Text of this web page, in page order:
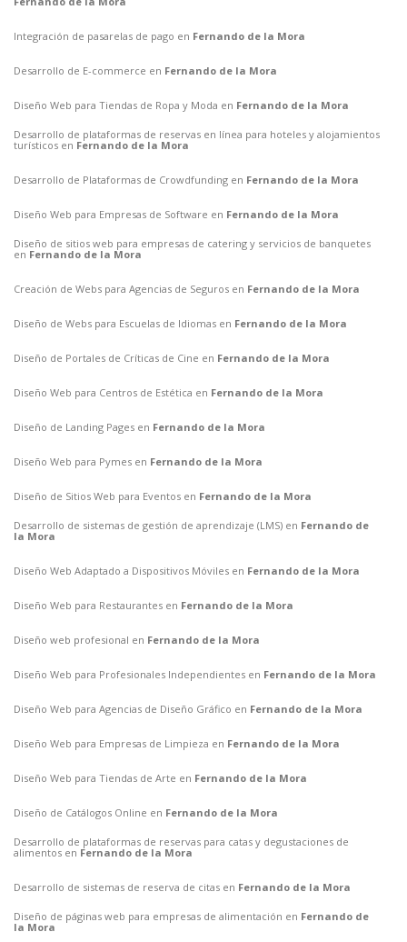
Integración de pasarelas de pago en Fernando de la Mora
Desarrollo de E-commerce en Fernando de la Mora
Diseño Web para Tiendas de Ropa y Moda en Fernando de la Mora
Desarrollo de plataformas de reservas en línea para hoteles y alojamientos
turísticos en Fernando de la Mora
Desarrollo de Plataformas de Crowdfunding en Fernando de la Mora
Diseño Web para Empresas de Software en Fernando de la Mora
Diseño de sitios web para empresas de catering y servicios de banquetes
en Fernando de la Mora
Creación de Webs para Agencias de Seguros en Fernando de la Mora
Diseño de Webs para Escuelas de Idiomas en Fernando de la Mora
Diseño de Portales de Críticas de Cine en Fernando de la Mora
Diseño Web para Centros de Estética en Fernando de la Mora
Diseño de Landing Pages en Fernando de la Mora
Diseño Web para Pymes en Fernando de la Mora
Diseño de Sitios Web para Eventos en Fernando de la Mora
Desarrollo de sistemas de gestión de aprendizaje (LMS) en Fernando de
la Mora
Diseño Web Adaptado a Dispositivos Móviles en Fernando de la Mora
Diseño Web para Restaurantes en Fernando de la Mora
Diseño web profesional en Fernando de la Mora
Diseño Web para Profesionales Independientes en Fernando de la Mora
Diseño Web para Agencias de Diseño Gráfico en Fernando de la Mora
Diseño Web para Empresas de Limpieza en Fernando de la Mora
Diseño Web para Tiendas de Arte en Fernando de la Mora
Diseño de Catálogos Online en Fernando de la Mora
Desarrollo de plataformas de reservas para catas y degustaciones de
alimentos en Fernando de la Mora
Desarrollo de sistemas de reserva de citas en Fernando de la Mora
Diseño de páginas web para empresas de alimentación en Fernando de
la Mora